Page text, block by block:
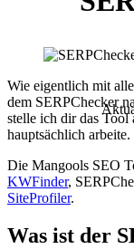
Wie eigentlich mit
dem SERPChecker
stelle ich dir das
hauptsächlich arbeite.
Die Mangools SEO
KWFinder,
SiteProfiler.
Was ist der